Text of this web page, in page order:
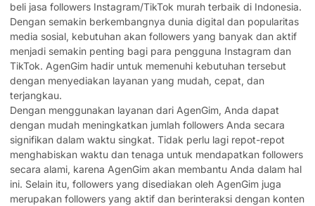
beli jasa followers Instagram/TikTok murah terbaik di Indonesia.
Dengan semakin berkembangnya dunia digital dan popularitas
media sosial, kebutuhan akan followers yang banyak dan aktif
menjadi semakin penting bagi para pengguna Instagram dan
TikTok. AgenGim hadir untuk memenuhi kebutuhan tersebut
dengan menyediakan layanan yang mudah, cepat, dan
terjangkau.
Dengan menggunakan layanan dari AgenGim, Anda dapat
dengan mudah meningkatkan jumlah followers Anda secara
signifikan dalam waktu singkat. Tidak perlu lagi repot-repot
menghabiskan waktu dan tenaga untuk mendapatkan followers
secara alami, karena AgenGim akan membantu Anda dalam hal
ini. Selain itu, followers yang disediakan oleh AgenGim juga
merupakan followers yang aktif dan berinteraksi dengan konten